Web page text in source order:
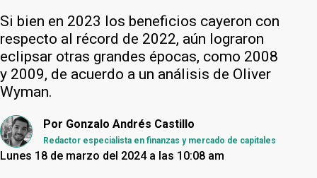
Si bien en 2023 los beneficios cayeron con
respecto al récord de 2022, aún lograron
eclipsar otras grandes épocas, como 2008
y 2009, de acuerdo a un análisis de Oliver
Wyman.
Por Gonzalo Andrés Castillo
Redactor especialista en finanzas y mercado de capitales
Lunes 18 de marzo del 2024 a las 10:08 am